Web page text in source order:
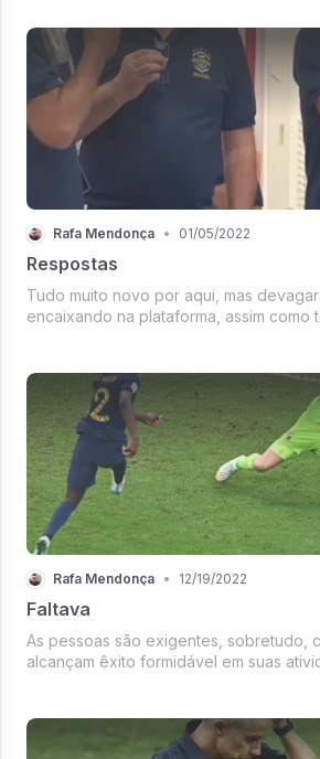
Rafa Mendonça • 01/05/2022
Respostas
Tudo muito novo por aqui, mas
encaixando na plataforma, assim como
propomos a discussã...
Rafa Mendonça • 12/19/2022
Faltava
As pessoas são exigentes, sobretudo,
alcançam êxito formidável em suas
40 graus. Há se...